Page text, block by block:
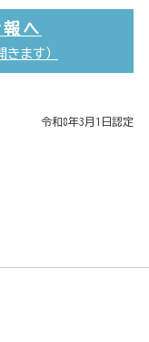
へ
きます）
令和8年3月1日認定